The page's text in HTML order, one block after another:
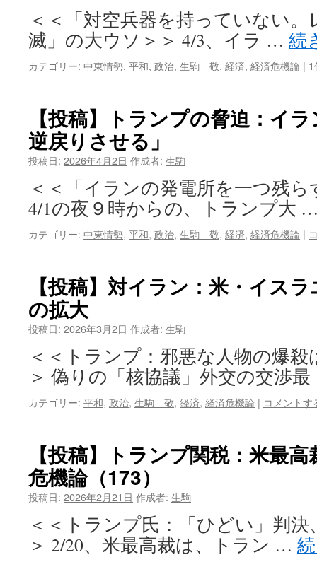
＜＜「対空兵器を持っていない。
滅」の大ウソ＞＞ 4/3、イラ … 続
カテゴリー: 中東情勢, 平和, 政治, 生駒 敬, 経済, 経済危機論 |
【投稿】トランプの脅迫：イ
逆戻りさせる」
投稿日: 2026年4月2日 作成者: 生駒
＜＜「イランの発電所を一つ残
4/1の夜９時からの、トランプ大
カテゴリー: 中東情勢, 平和, 政治, 生駒 敬, 経済, 経済危機論 |
【投稿】対イラン：米・イス
の拡大
投稿日: 2026年3月2日 作成者: 生駒
＜＜トランプ：邪悪な人物の爆
＞ 偽りの「核協議」外交の交渉
カテゴリー: 平和, 政治, 生駒 敬, 経済, 経済危機論 | コメントす
【投稿】トランプ関税：米最
危機論（173）
投稿日: 2026年2月21日 作成者: 生駒
＜＜トランプ氏：「ひどい」判
＞ 2/20、米最高裁は、トラン …